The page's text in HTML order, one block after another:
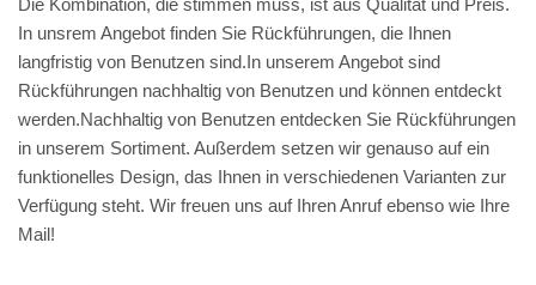
In unsrem Angebot finden Sie Rückführungen, die Ihnen
langfristig von Benutzen sind.In unserem Angebot sind
Rückführungen nachhaltig von Benutzen und können entdeckt
werden.Nachhaltig von Benutzen entdecken Sie Rückführungen
in unserem Sortiment. Außerdem setzen wir genauso auf ein
funktionelles Design, das Ihnen in verschiedenen Varianten zur
Verfügung steht. Wir freuen uns auf Ihren Anruf ebenso wie Ihre
Mail!